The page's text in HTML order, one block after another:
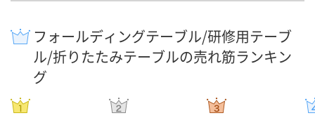
フォールディングテーブル/研修用テーブ
ル/折りたたみテーブルの売れ筋ランキン
グ